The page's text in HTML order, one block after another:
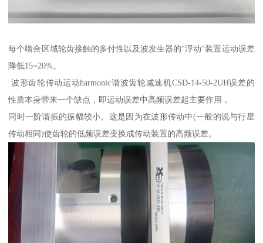
每个啮合区域轮齿接触的多付性以及波发生器的“浮动“装置运动误差
降低15~20%。
波形齿轮传动运动harmonic谐波齿轮减速机CSD-14-50-2UH误差的
性质本身带来一个缺点，即运动误差中高频误差起主要作用，
同时一阶谐振的振幅较小。这是因为在波形传动中(一般的说与行星
传动相同)使齿轮的低频误差变换成传动装置的高频误差。